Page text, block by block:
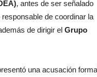
, antes de ser señalado
de coordinar la
de dirigir el Grupo
una acusación